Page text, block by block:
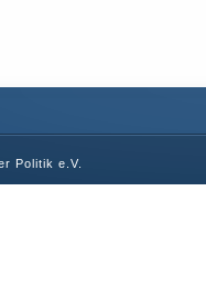
Politik e.V.